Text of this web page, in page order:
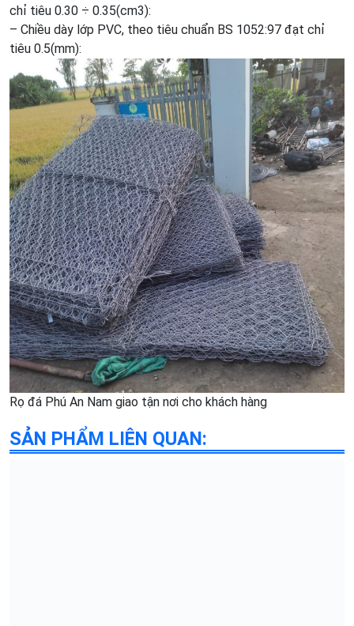
chỉ tiêu 0.30 ÷ 0.35(cm3):
– Chiều dày lớp PVC, theo tiêu chuẩn BS 1052:97 đạt chỉ
tiêu 0.5(mm):
Rọ đá Phú An Nam giao tận nơi cho khách hàng
SẢN PHẨM LIÊN QUAN: